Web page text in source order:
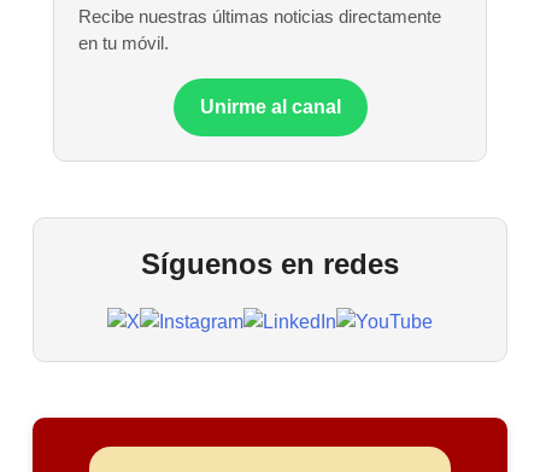
Recibe nuestras últimas noticias directamente
en tu móvil.
Unirme al canal
Síguenos en redes